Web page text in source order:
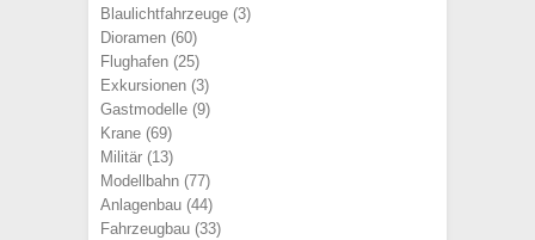
Blaulichtfahrzeuge (3)
Dioramen (60)
Flughafen (25)
Exkursionen (3)
Gastmodelle (9)
Krane (69)
Militär (13)
Modellbahn (77)
Anlagenbau (44)
Fahrzeugbau (33)